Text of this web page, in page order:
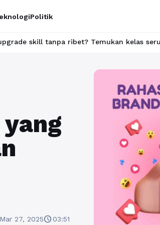
Politik
ribet? Temukan kelas seru dan materi
Mar 27, 2025schedule03:51